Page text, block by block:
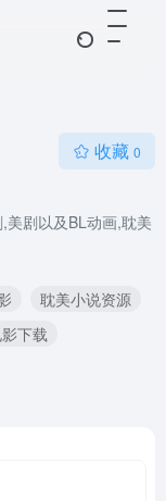
收藏 0
剧以及BL动画,耽美
耽美小说资源
下载